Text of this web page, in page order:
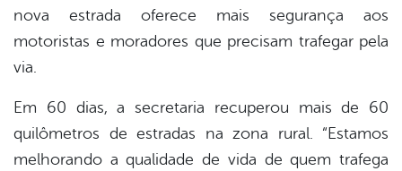
nova estrada oferece mais segurança aos
motoristas e moradores que precisam trafegar pela
via.
Em 60 dias, a secretaria recuperou mais de 60
quilômetros de estradas na zona rural. “Estamos
melhorando a qualidade de vida de quem trafega